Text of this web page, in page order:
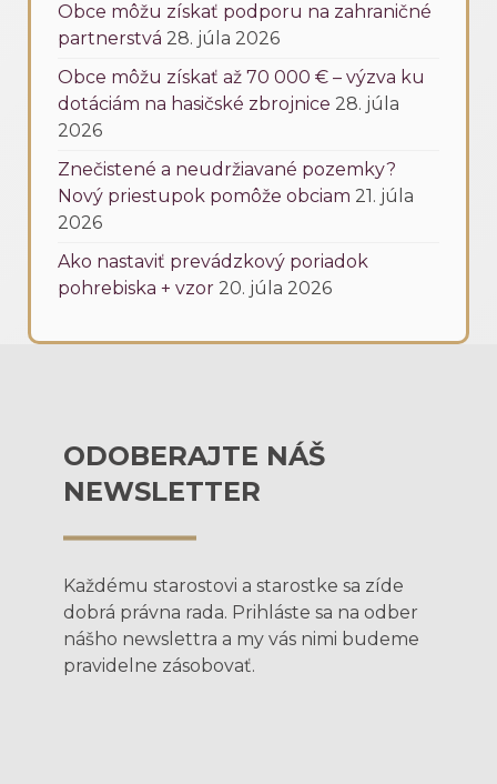
Obce môžu získať podporu na zahraničné
partnerstvá 28. júla 2026
Obce môžu získať až 70 000 € – výzva ku
dotáciám na hasičské zbrojnice 28. júla
2026
Znečistené a neudržiavané pozemky?
Nový priestupok pomôže obciam 21. júla
2026
Ako nastaviť prevádzkový poriadok
pohrebiska + vzor 20. júla 2026
ODOBERAJTE NÁŠ
NEWSLETTER
Každému starostovi a starostke sa zíde
dobrá právna rada. Prihláste sa na odber
nášho newslettra a my vás nimi budeme
pravidelne zásobovať.